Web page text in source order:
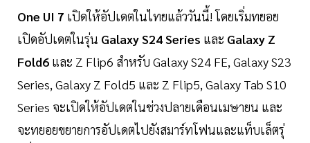
One UI 7 เปิดให้อัปเดตในไทยแล้ววันนี้! โดยเริ่มทยอย
เปิดอัปเดตในรุ่น Galaxy S24Series และ Galaxy Z
Fold6 และ Z Flip6 สำหรับ Galaxy S24 FE, Galaxy S23
Series, Galaxy Z Fold5 และ Z Flip5, Galaxy Tab S10
Series จะเปิดให้อัปเดตในช่วงปลายเดือนเมษายน และ
จะทยอยขยายการอัปเดตไปยังสมาร์ทโฟนและแท็บเล็ตรุ่